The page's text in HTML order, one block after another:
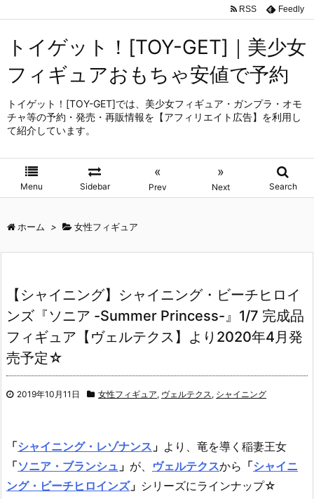
トイゲット！[TOY-GET]｜美少女
フィギュアおもちゃ安値で予約
トイゲット！[TOY-GET]では、美少女フィギュア・ガンプラ・オモ
チャ等の予約・発売・再販情報を【アフィリエイト広告】を利用し
て紹介しています。
Menu Sidebar
«
Prev
»
Next Search
RSS Feedly
ホーム > 女性フィギュア
【シャイニング】シャイニング・ビーチヒロイ
ンズ『ソニア -Summer Princess-』1/7 完成品
フィギュア【ヴェルテクス】より2020年4月発
売予定☆
2019年10月11日 女性フィギュア, ヴェルテクス, シャイニング
「シャイニング・レゾナンス 」 より、 竜を導く稲妻王女
「ソニア・ブランシュ 」 が、 ヴェルテクスから 「シャイニ
ング・ビーチヒロインズ」 シリーズにラインナップ☆